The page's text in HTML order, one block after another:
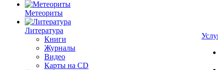
Метеориты
Литература
Книги
Журналы
Видео
Карты на CD